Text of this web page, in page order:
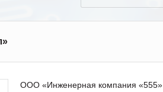
ООО «Инженерная компания «555»